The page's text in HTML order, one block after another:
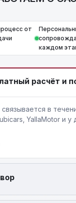
от
каждом
расчёт и
в
YallaMotor и у